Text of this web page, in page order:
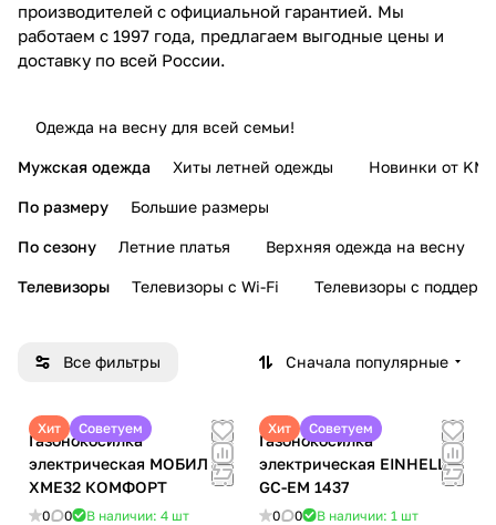
производителей с официальной гарантией. Мы
работаем с 1997 года, предлагаем выгодные цены и
доставку по всей России.
Одежда на весну для всей семьи!
Мужская одежда Хиты летней одежды Новинки от KMI
По размеру Большие размеры
По сезону Летние платья Верхняя одежда на весну
Телевизоры Телевизоры с Wi-Fi Телевизоры с
Все фильтры Сначала популярные
Хит Советуем
Газонокосилка
электрическая МОБИЛ К
ХМЕ32 КОМФОРТ
0 0 В наличии: 4 шт
Хит Советуем
Газонокосилка
электрическая EINHELL
GC-EM 1437
0 0 В наличии: 1 шт